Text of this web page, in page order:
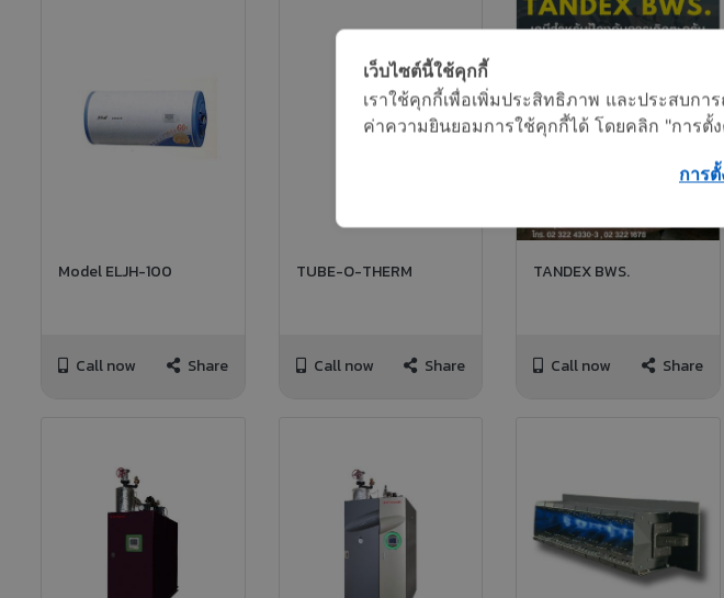
Model ELJH-100
Call now Share
TUBE-O-THERM
Call now Share
TANDEX BWS.
Call now Share
เว็บไซต์นี้ใช้คุกกี้
เราใช้คุกกี้เพื่อเพิ่มประสิทธิภาพ และประสบก
ค่าความยินยอมการใช้คุกกี้ได้ โดยคลิก "การตั้
การ